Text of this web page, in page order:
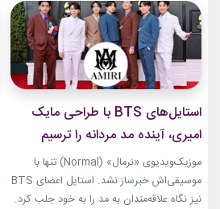
استایل‌های BTS با طراحی مایک
امیری، آینده مد مردانه را ترسیم
کردند
موزیک‌ویدیوی «نرمال» (Normal) تنها با
موسیقی‌اش خبرساز نشد. استایل اعضای BTS
نیز نگاه علاقه‌مندان به مد را به خود جلب کرد.